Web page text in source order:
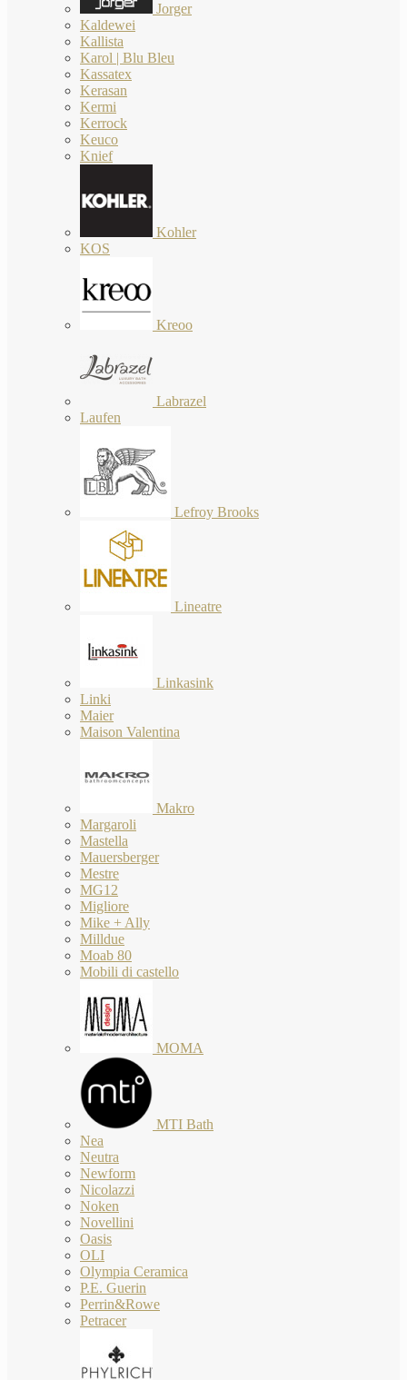
Jorger
Kaldewei
Kallista
Karol | Blu Bleu
Kassatex
Kerasan
Kermi
Kerrock
Keuco
Knief
Kohler
KOS
Kreoo
Labrazel
Laufen
Lefroy Brooks
Lineatre
Linkasink
Linki
Maier
Maison Valentina
Makro
Margaroli
Mastella
Mauersberger
Mestre
MG12
Migliore
Mike + Ally
Milldue
Moab 80
Mobili di castello
MOMA
MTI Bath
Nea
Neutra
Newform
Nicolazzi
Noken
Novellini
Oasis
OLI
Olympia Ceramica
P.E. Guerin
Perrin&Rowe
Petracer